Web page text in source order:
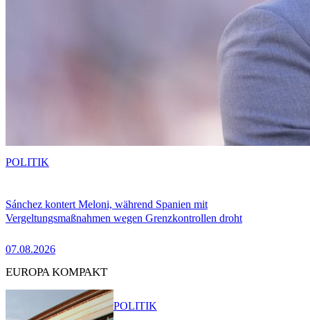
Sánchez kontert Meloni, während Spanien mit
Vergeltungsmaßnahmen wegen Grenzkontrollen droht
07.08.2026
POLITIK
EUROPA KOMPAKT
POLITIK